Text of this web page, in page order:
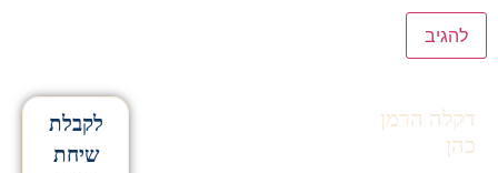
דקלה הרמן
כהן
לקבלת
שיחת